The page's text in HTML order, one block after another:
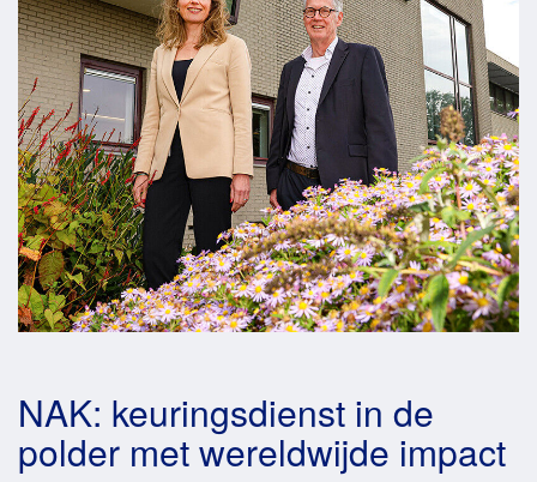
NAK: keuringsdienst in de
polder met wereldwijde impact